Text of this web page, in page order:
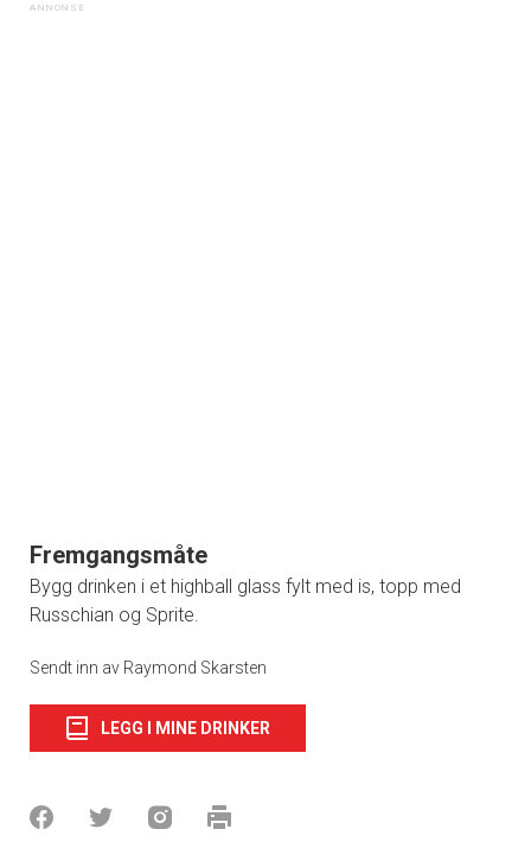
Fremgangsmåte
Bygg drinken i et highball glass fylt med is, topp med
Russchian og Sprite.
Sendt inn av Raymond Skarsten
LEGG I MINE DRINKER